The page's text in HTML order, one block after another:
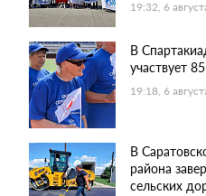
19:32, 6
В
участвует
19:18, 6
В
района
сельских